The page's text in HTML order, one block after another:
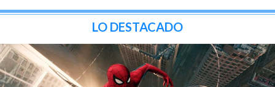
LO DESTACADO